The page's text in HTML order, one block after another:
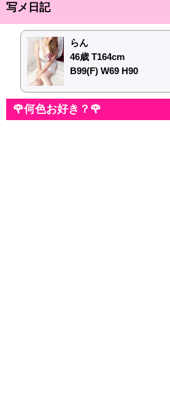
写メ日記
らん
46歳 T164cm
B99(F) W69 H90
🌹何色お好き？🌹